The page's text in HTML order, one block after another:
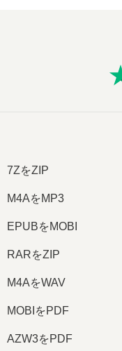
7ZをZIP
M4AをMP3
EPUBをMOBI
RARをZIP
M4AをWAV
MOBIをPDF
AZW3をPDF